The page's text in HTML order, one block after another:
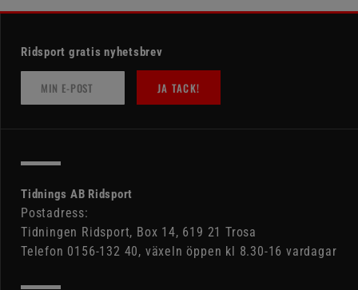
Ridsport gratis nyhetsbrev
JA TACK!
Tidnings AB Ridsport
Postadress:
Tidningen Ridsport, Box 14, 619 21 Trosa
Telefon 0156-132 40, växeln öppen kl 8.30-16 vardagar